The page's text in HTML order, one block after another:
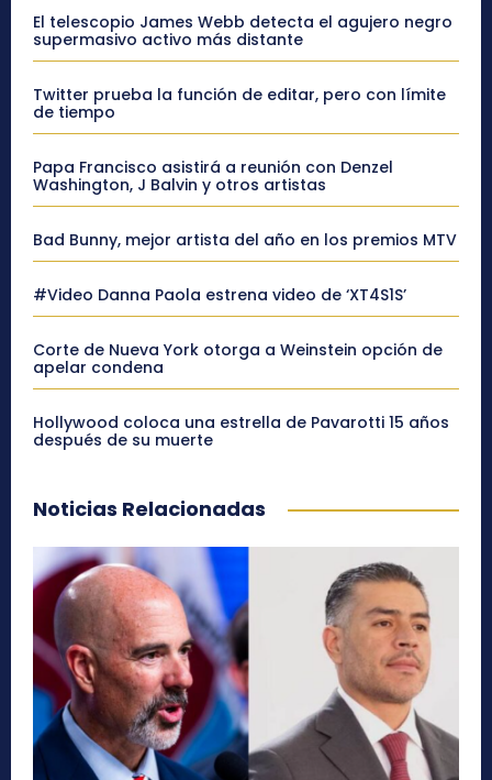
El telescopio James Webb detecta el agujero negro
supermasivo activo más distante
Twitter prueba la función de editar, pero con límite
de tiempo
Papa Francisco asistirá a reunión con Denzel
Washington, J Balvin y otros artistas
Bad Bunny, mejor artista del año en los premios MTV
#Video Danna Paola estrena video de ‘XT4S1S’
Corte de Nueva York otorga a Weinstein opción de
apelar condena
Hollywood coloca una estrella de Pavarotti 15 años
después de su muerte
Noticias Relacionadas